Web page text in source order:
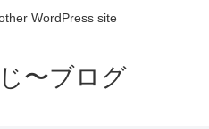
WordPress site
〜ブログ